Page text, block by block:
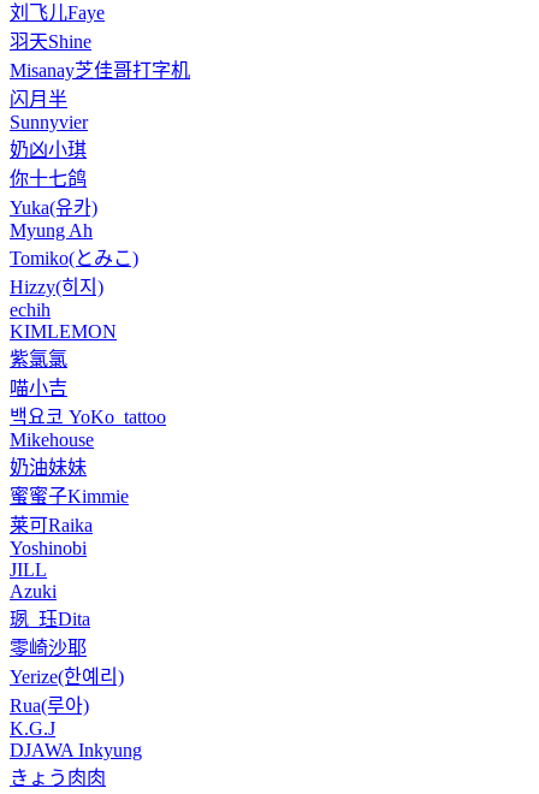
刘飞儿Faye
羽天Shine
Misanay芝佳哥打字机
闪月半
Sunnyvier
奶凶小琪
你十七鸽
Yuka(유카)
Myung Ah
Tomiko(とみこ)
Hizzy(히지)
echih
KIMLEMON
紫氯氯
喵小吉
백요코 YoKo_tattoo
Mikehouse
奶油妹妹
蜜蜜子Kimmie
莱可Raika
Yoshinobi
JILL
Azuki
珟_珏Dita
零崎沙耶
Yerize(한예리)
Rua(루아)
K.G.J
DJAWA Inkyung
きょう肉肉